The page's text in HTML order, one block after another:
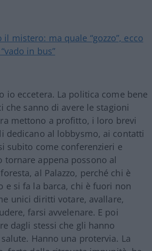
il mistero: ma quale “gozzo”, ecco
in bus”
io eccetera. La politica come bene
che sanno di avere le stagioni
mettono a profitto, i loro brevi
dedicano al lobbysmo, ai contatti
subito come conferenzieri e
tornare appena possono al
al Palazzo, perché chi è
e si fa la barca, chi è fuori non
unici diritti votare, avallare,
farsi avvelenare. E poi
dagli stessi che gli hanno
Hanno una protervia. La